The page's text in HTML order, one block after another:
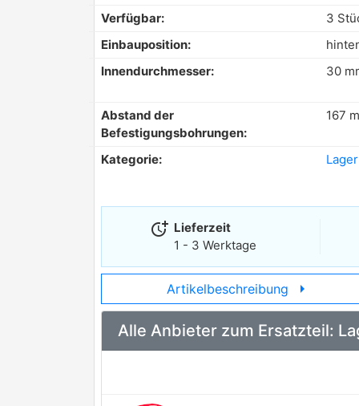
Verfügbar:
3
Einbauposition:
Innendurchmesser:
30
Abstand der
Befestigungsbohrungen:
167
Kategorie:
more_time Lieferzeit
1 - 3 Werktage
Artikelbeschreibung arrow_right
Alle Anbieter zum Ersatzteil: